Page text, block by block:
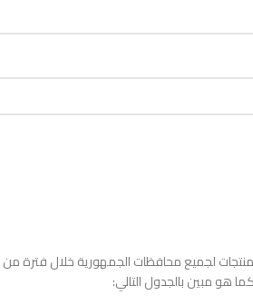
هو مبين بالجدول التالي: